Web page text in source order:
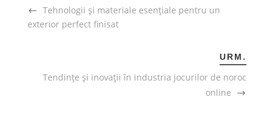
Tehnologii și materiale esențiale pentru un
exterior perfect finisat
URM.
Tendințe și inovații în industria jocurilor de noroc
online